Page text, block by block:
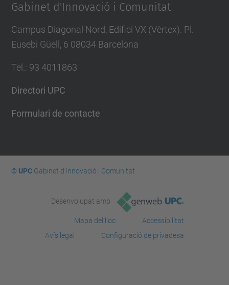
Gabinet d'Innovació i Comunitat
Campus Diagonal Nord, Edifici VX (Vèrtex). Pl.
Eusebi Güell, 6 08034 Barcelona
Tel. : 93 4011863
Directori UPC
Formulari de contacte
© UPCGabinet d'Innovació i Comunitat
Desenvolupat amb
Mapa del lloc
Accessibilitat
Avís legal
Configuració de privadesa